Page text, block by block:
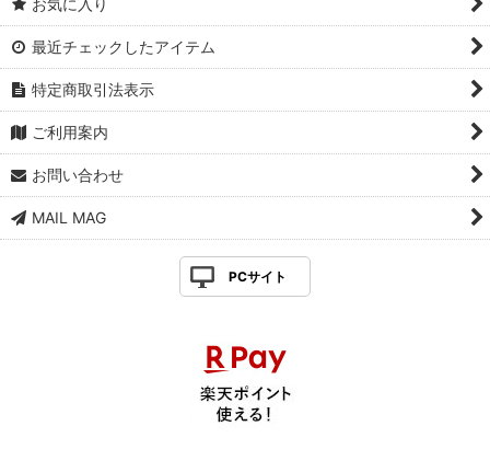
お気に入り
最近チェックしたアイテム
特定商取引法表示
ご利用案内
お問い合わせ
MAIL MAG
PCサイト